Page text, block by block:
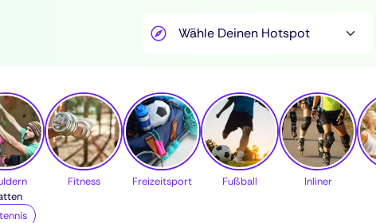
Fitness Freizeitsport Fußball Inliner